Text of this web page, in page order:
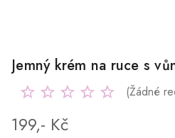
Jemný krém na ruce s
(Žádné
199,- Kč